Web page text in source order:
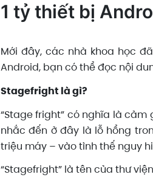
1 tỷ thiết bị
Mới đây, các nhà khoa học
Android, bạn có thể đọc nội
Stagefright là gì?
“Stage fright” có nghĩa là
nhắc đến ở đây là lỗ hổng
triệu máy – vào tình thế nguy
“Stagefright” là tên của thư